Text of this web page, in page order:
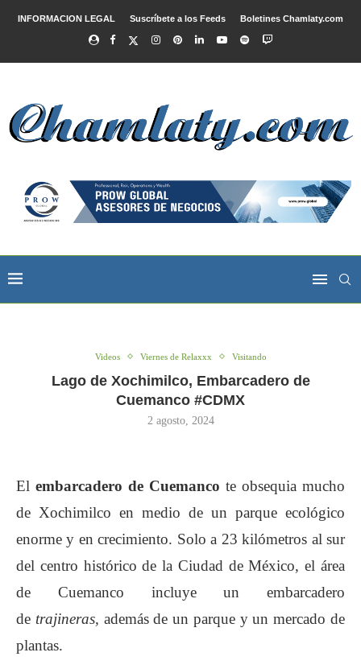
INFORMACION LEGAL Suscríbete a los Feeds Boletines Chamlaty.com
Videos Viernes de Relaxxx Visitando
Lago de Xochimilco, Embarcadero de
Cuemanco #CDMX
2 agosto, 2024
El embarcadero de Cuemanco te obsequia mucho
de Xochimilco en medio de un parque ecológico
enorme y en crecimiento. Solo a 23 kilómetros al sur
del centro histórico de la Ciudad de México, el área
de Cuemanco incluye un embarcadero
de trajineras, además de un parque y un mercado de
plantas.